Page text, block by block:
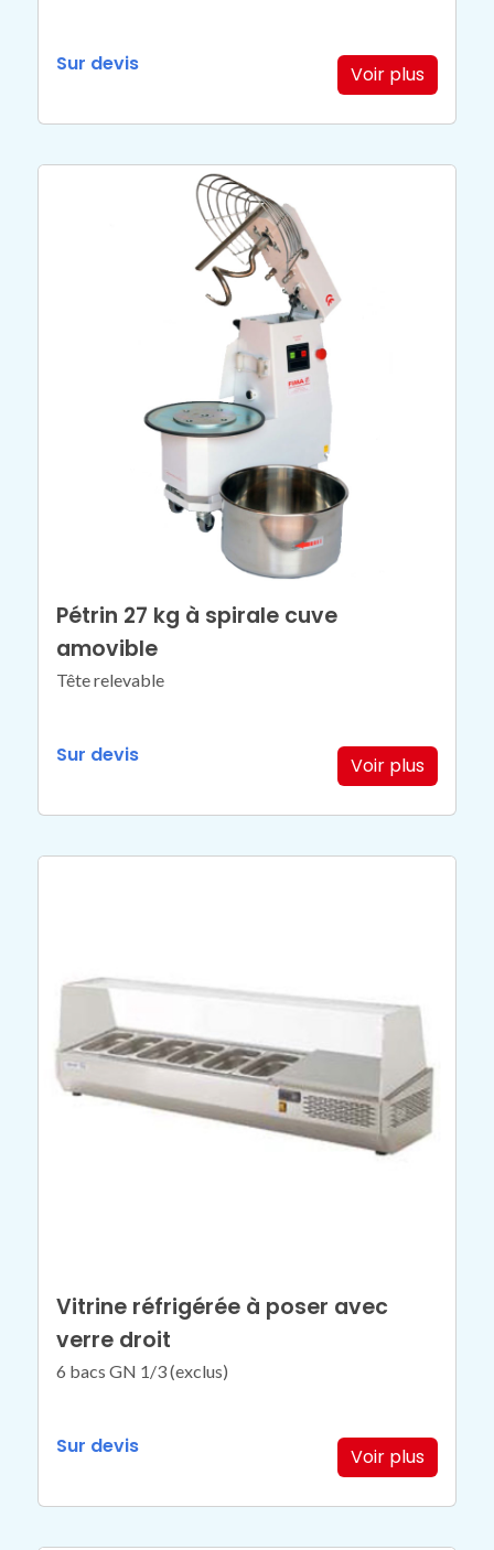
Sur devis Voir plus
Pétrin 27 kg à spirale cuve
amovible
Tête relevable
Sur devis Voir plus
Vitrine réfrigérée à poser avec
verre droit
6 bacs GN 1/3 (exclus)
Sur devis Voir plus